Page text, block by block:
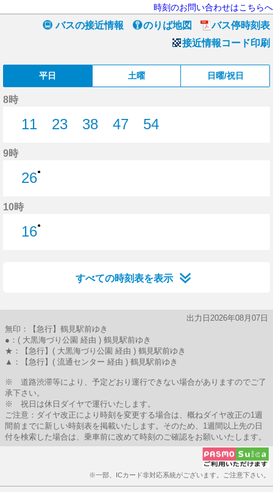
時刻のお問い合わせはこちらへ
バスの接近情報 のりば地図
バス停時刻表
接近情報コード印刷
平日 土曜 日曜/祝日
8時
11
23
38
47
54
9時
26●
10時
16●
すべての時刻表を表示
出力日2026年08月07日
無印：【急行】鶴見駅前ゆき
●：( 大黒海づり公園 経由 ) 鶴見駅前ゆき
★：【急行】( 大黒海づり公園 経由 ) 鶴見駅前ゆき
▲：【急行】( 流通センター 経由 ) 鶴見駅前ゆき
※ 道路渋滞等により、予定どおり運行できない場合がありますのでご了
承下さい。
※ 祝日は休日ダイヤで運行いたします。
ご注意：ダイヤ改正により時刻を変更する場合は、概ねダイヤ改正の1週
間前までに新しい時刻表を掲載いたします。そのため、1週間以上先の日
付を検索した場合は、乗車前に改めて時刻のご確認をお願いいたします。
※一部、ICカード非対応系統がございます。ご注意下さい。